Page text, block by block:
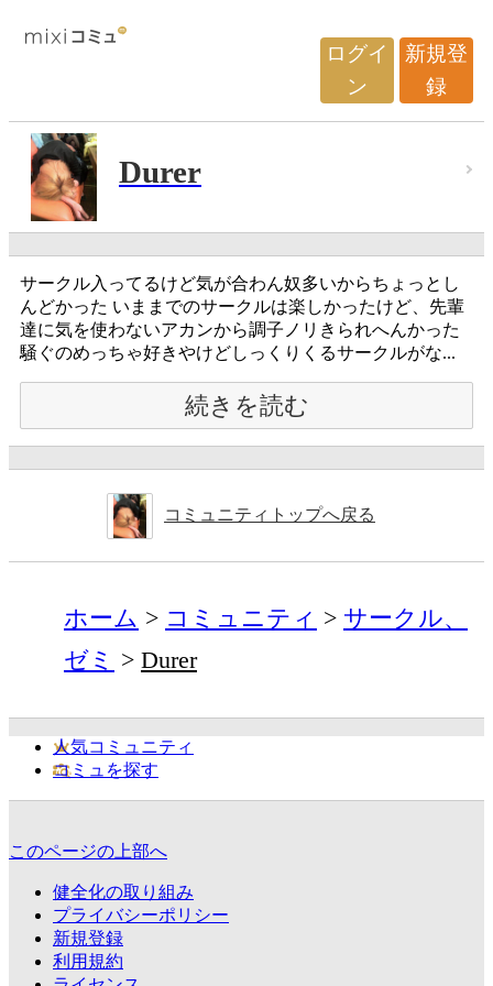
ログイ
ン
新規登
録
Durer
サークル入ってるけど気が合わん奴多いからちょっとし
んどかった いままでのサークルは楽しかったけど、先輩
達に気を使わないアカンから調子ノリきられへんかった
騒ぐのめっちゃ好きやけどしっくりくるサークルがな...
続きを読む
コミュニティトップへ戻る
ホーム コミュニティ
サークル、
ゼミ
Durer
人気コミュニティ
コミュを探す
このページの上部へ
健全化の取り組み
プライバシーポリシー
新規登録
利用規約